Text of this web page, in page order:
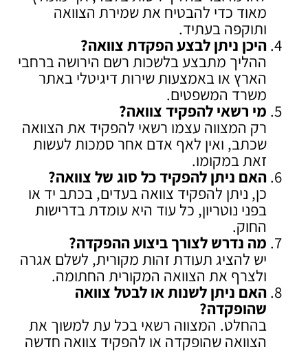
מאוד כדי להבטיח את שמירת הצוואה
ותוקפה בעתיד.
היכן ניתן לבצע הפקדת צוואה?
ההליך מתבצע בלשכות רשם הירושה ברחבי
הארץ או באמצעות שירות דיגיטלי באתר
משרד המשפטים.
מי רשאי להפקיד צוואה?
רק המצווה עצמו רשאי להפקיד את הצוואה
שכתב, ואין לאף אדם אחר סמכות לעשות
זאת במקומו.
האם ניתן להפקיד כל סוג של צוואה?
כן, ניתן להפקיד צוואה בעדים, בכתב יד או
בפני נוטריון, כל עוד היא עומדת בדרישות
החוק.
מה נדרש לצורך ביצוע ההפקדה?
יש להציג תעודת זהות מקורית, לשלם אגרה
ולצרף את הצוואה המקורית החתומה.
האם ניתן לשנות או לבטל צוואה
שהופקדה?
בהחלט. המצווה רשאי בכל עת למשוך את
הצוואה שהופקדה או להפקיד צוואה חדשה